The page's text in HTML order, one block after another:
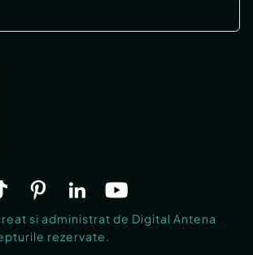
si administrat de Digital Antena
rezervate.